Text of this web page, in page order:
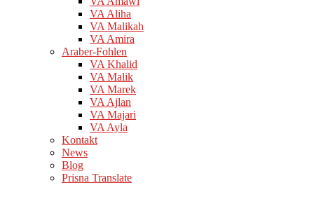
VA Aliha
VA Malikah
VA Amira
Araber-Fohlen
VA Khalid
VA Malik
VA Marek
VA Ajlan
VA Majari
VA Ayla
Kontakt
News
Blog
Prisna Translate